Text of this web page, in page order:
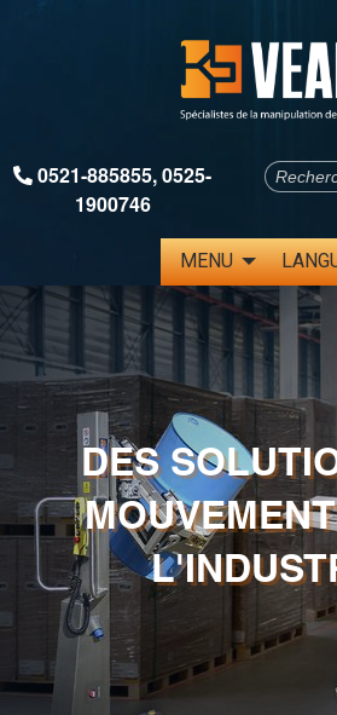
0521-885855,0525-
1900746
MENU
DES